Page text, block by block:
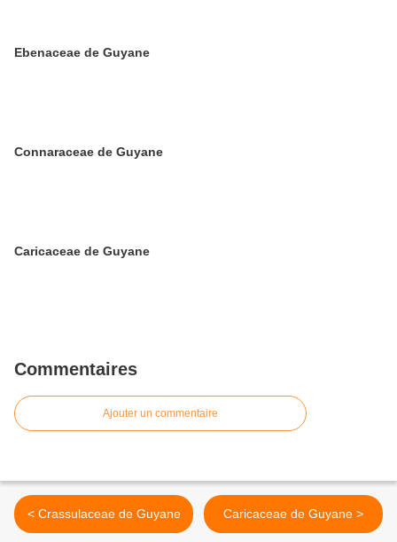
Ebenaceae de Guyane
Connaraceae de Guyane
Caricaceae de Guyane
Commentaires
Ajouter un commentaire
< Crassulaceae de Guyane Caricaceae de Guyane >